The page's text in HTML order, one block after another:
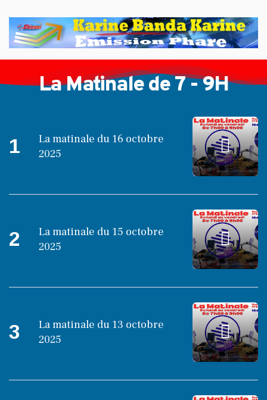
La Matinale de 7 - 9H
1
La matinale du 16 octobre
2025
2
La matinale du 15 octobre
2025
3
La matinale du 13 octobre
2025